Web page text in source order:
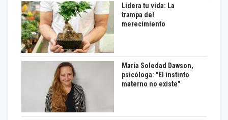
Lidera tu vida: La
trampa del
merecimiento
María Soledad Dawson,
psicóloga: "El instinto
materno no existe"